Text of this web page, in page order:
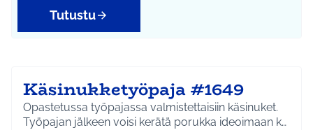
Tutustu
Käsinukketyöpaja #1649
Opastetussa työpajassa valmistettaisiin käsinuket.
Työpajan jälkeen voisi kerätä porukka ideoimaan k…